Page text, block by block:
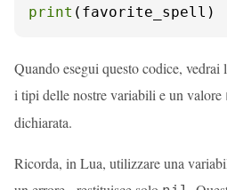
print (favorite_spell)
Quando esegui questo codice,
i tipi delle nostre variabili e un valore
dichiarata.
Ricorda, in Lua, utilizzare una